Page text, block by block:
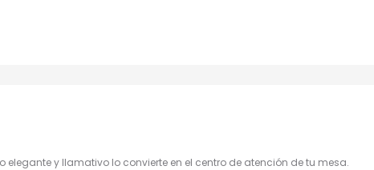
y llamativo lo convierte en el centro de atención de tu mesa.